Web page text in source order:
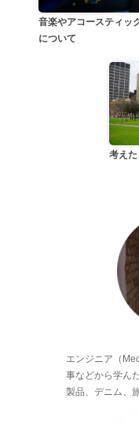
音楽やアコースティッ
について
考え
エンジニア（
事などから学ん
製品、デニム、